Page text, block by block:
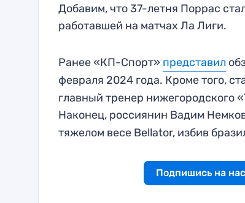
Добавим, что 37-летня Поррас
работавшей на матчах Ла Лиги.
Ранее «КП-Спорт» представил
февраля 2024 года. Кроме того,
главный тренер нижегородского
Наконец, россиянин Вадим
тяжелом весе Bellator, избив
Подпишись на